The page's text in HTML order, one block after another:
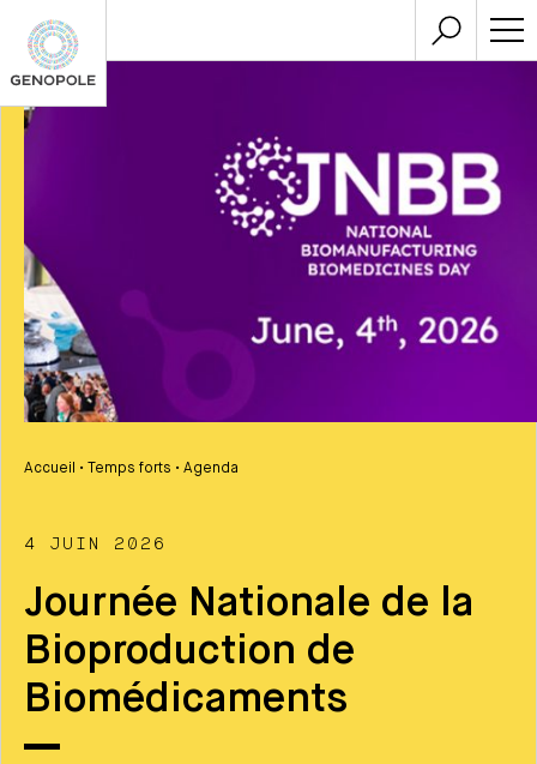
Accueil • Temps forts • Agenda
4 JUIN 2026
Journée Nationale de la
Bioproduction de
Biomédicaments